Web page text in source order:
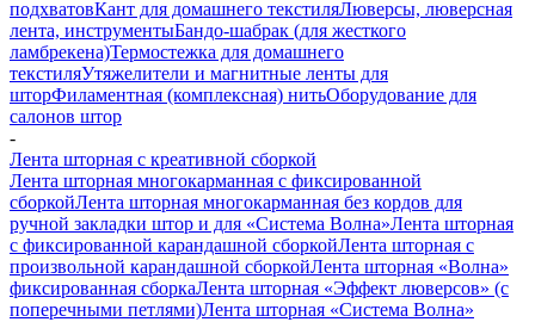
подхватовКант для домашнего текстиляЛюверсы, люверсная
лента, инструментыБандо-шабрак (для жесткого
ламбрекена)Термостежка для домашнего
текстиляУтяжелители и магнитные ленты для
шторФиламентная (комплексная) нитьОборудование для
салонов штор
-
Лента шторная с креативной сборкой
Лента шторная многокарманная с фиксированной
сборкойЛента шторная многокарманная без кордов для
ручной закладки штор и для «Система Волна»Лента шторная
с фиксированной карандашной сборкойЛента шторная с
произвольной карандашной сборкойЛента шторная «Волна»
фиксированная сборкаЛента шторная «Эффект люверсов» (с
поперечными петлями)Лента шторная «Система Волна»